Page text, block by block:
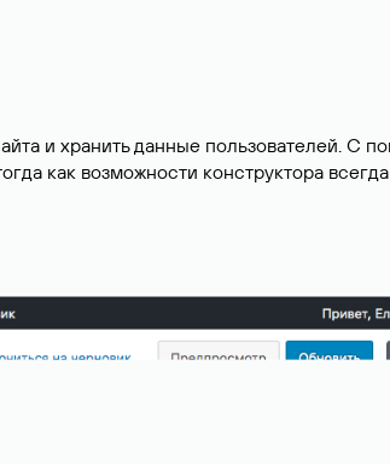
и хранить данные пользователей. С
как возможности конструктора